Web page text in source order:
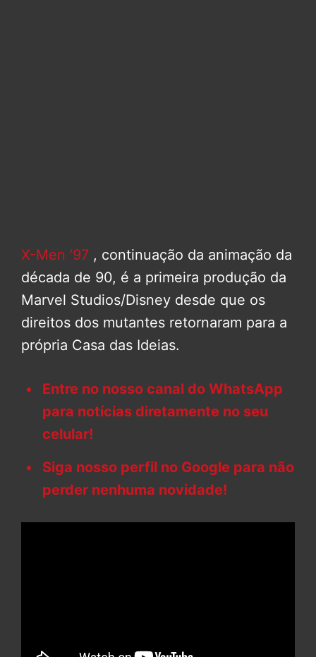
X-Men ’97 , continuação da animação da
década de 90, é a primeira produção da
Marvel Studios/Disney desde que os
direitos dos mutantes retornaram para a
própria Casa das Ideias.
Entre no nosso canal do WhatsApp
para notícias diretamente no seu
celular!
Siga nosso perfil no Google para não
perder nenhuma novidade!